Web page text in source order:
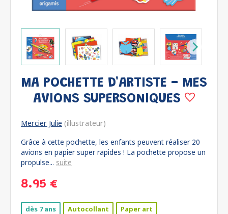
MA POCHETTE D'ARTISTE - MES
AVIONS SUPERSONIQUES
Mercier Julie (illustrateur)
Grâce à cette pochette, les enfants peuvent réaliser 20
avions en papier super rapides ! La pochette propose un
propulse... suite
8.95 €
dès 7 ans Autocollant Paper art